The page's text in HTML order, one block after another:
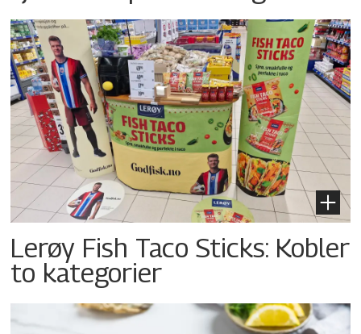
Lerøy Fish Taco Sticks: Kobler
to kategorier